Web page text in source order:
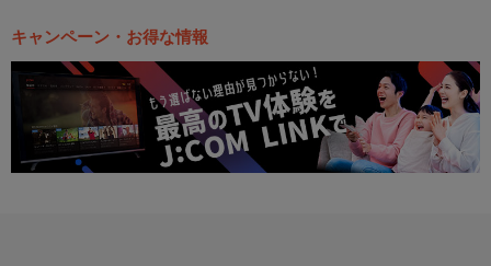
キャンペーン・お得な情報